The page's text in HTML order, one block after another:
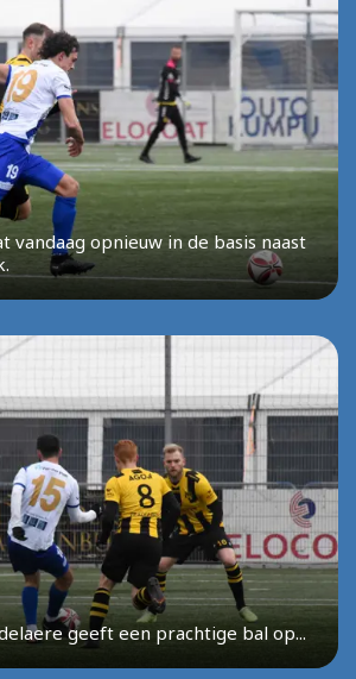
vandaag opnieuw in de basis naast
geeft een prachtige bal op...